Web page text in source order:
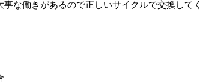
な働きがあるので正しいサイクルで交換してく